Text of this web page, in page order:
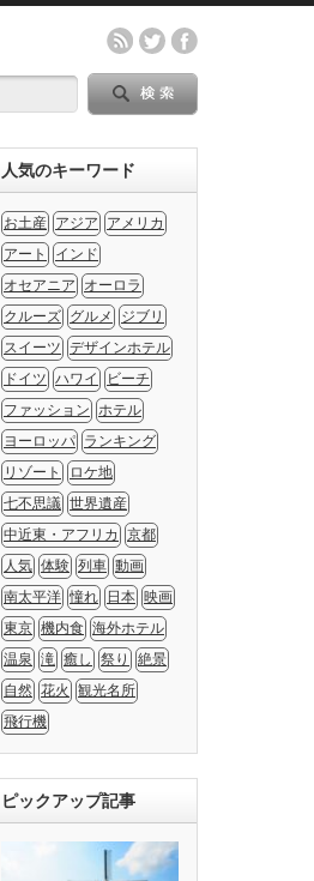
人気のキーワード
お土産 アジア
アメリカ
アート
インド
オセアニア
オーロラ
クルーズ グルメ
ジブリ
スイーツ デザインホテル
ドイツ ハワイ
ビーチ
ファッション ホテル
ヨーロッパ ランキング
リゾート
ロケ地
七不思議 世界遺産
中近東・アフリカ
京都
人気 体験 列車 動画
南太平洋 憧れ 日本 映画
東京 機内食 海外ホテル
温泉 滝 癒し 祭り
絶景
自然 花火
観光名所
飛行機
ピックアップ記事